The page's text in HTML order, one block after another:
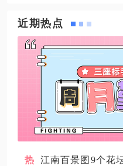
近期热点
江南百景图9个花